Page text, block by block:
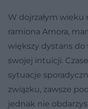
W dojrzałym wieku
ramiona Amora,
większy dystans do
swojej intuicji.
sytuacje
związku, zawsze
jednak nie